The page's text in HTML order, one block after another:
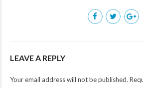
LEAVE A REPLY
Your email address will not be published.